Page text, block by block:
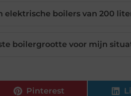
elektrische boilers van 200
boilergrootte voor mijn
Pinterest